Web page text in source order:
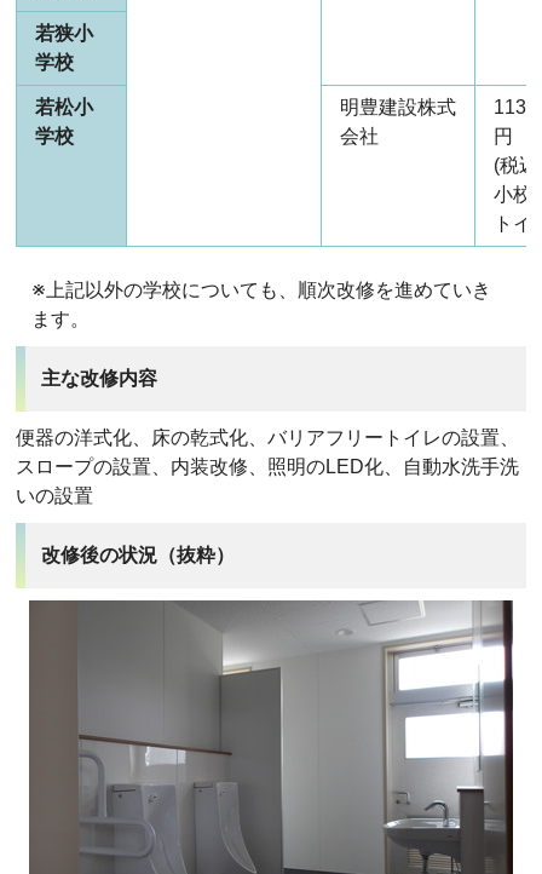
若狭小
学校
若松小
学校
明豊建設株式
会社
円
(税
小校
トイ
※上記以外の学校についても、順次改修を進めていき
ます。
主な改修内容
便器の洋式化、床の乾式化、バリアフリートイレの設置、
スロープの設置、内装改修、照明のLED化、自動水洗手洗
いの設置
改修後の状況（抜粋）